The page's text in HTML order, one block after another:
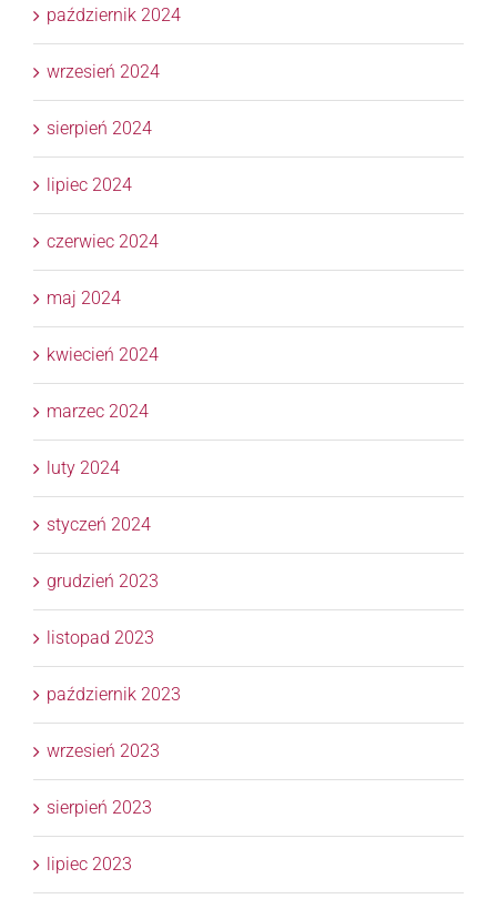
październik 2024
wrzesień 2024
sierpień 2024
lipiec 2024
czerwiec 2024
maj 2024
kwiecień 2024
marzec 2024
luty 2024
styczeń 2024
grudzień 2023
listopad 2023
październik 2023
wrzesień 2023
sierpień 2023
lipiec 2023